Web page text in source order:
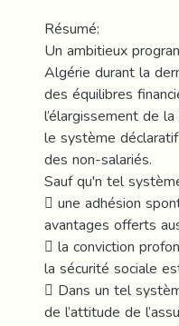
Résumé:
Un ambitieux
Algérie durant la
des équilibres
l’élargissement de
le système
des non-salariés.
Sauf qu'n tel
 une adhésion
avantages offerts
 la conviction
la sécurité sociale
 Dans un tel
de l’attitude de